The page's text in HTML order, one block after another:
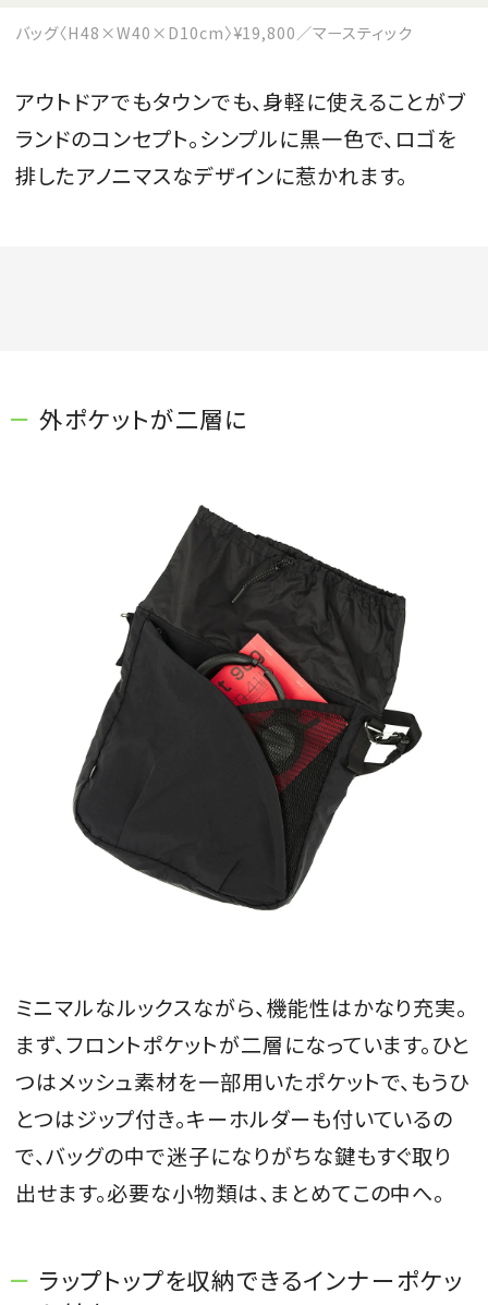
最新号を試し読み
バッグ〈H48×W40×D10cm〉¥19,800／マースティック
アウトドアでもタウンでも、身軽に使えることがブ
ランドのコンセプト。シンプルに黒一色で、ロゴを
排したアノニマスなデザインに惹かれます。
外ポケットが二層に
ミニマルなルックスながら、機能性はかなり充実。
まず、フロントポケットが二層になっています。ひと
つはメッシュ素材を一部用いたポケットで、もうひ
とつはジップ付き。キーホルダーも付いているの
で、バッグの中で迷子になりがちな鍵もすぐ取り
出せます。必要な小物類は、まとめてこの中へ。
ラップトップを収納できるインナーポケッ